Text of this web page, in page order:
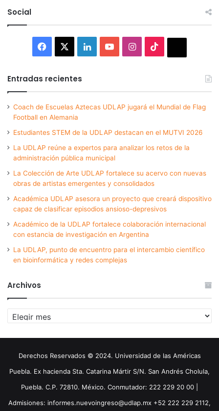
Social
Facebook LinkedInYouTubeInstagram
Entradas recientes
Coach de Escuelas Aztecas UDLAP jugará el Mundial de Flag
Football en Alemania
Estudiantes STEM de la UDLAP destacan en el MUTVI 2026
La UDLAP reúne a expertos para analizar los retos de la
administración pública municipal
La Colección de Arte UDLAP fortalece su acervo con nuevas
obras de artistas emergentes y consolidados
Académica UDLAP asesora un proyecto que creará dispositivo
capaz de clasificar episodios ansioso-depresivos
Académico de la UDLAP fortalece colaboración internacional
con estancia de investigación en Argentina
La UDLAP, punto de encuentro para el intercambio científico
en bioinformática y redes complejas
Archivos
Archivos
Derechos Reservados © 2024. Universidad de las Américas
Puebla. Ex hacienda Sta. Catarina Mártir S/N. San Andrés Cholula,
Puebla. C.P. 72810. México. Conmutador: 222 229 20 00 |
Admisiones: informes.nuevoingreso@udlap.mx +52 222 229 2112,